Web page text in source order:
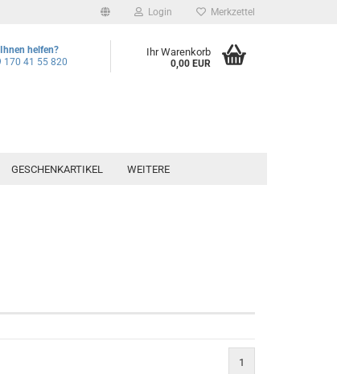
Login Merkzettel
helfen?
170 41 55 820
Ihr Warenkorb
0,00 EUR
GESCHENKARTIKEL WEITERE
1